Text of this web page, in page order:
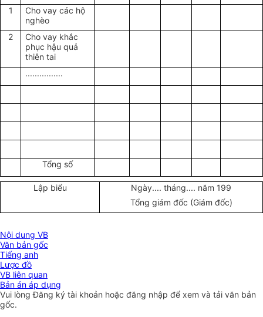
1
Cho vay các hộ
nghèo
2
Cho vay khắc
phục hậu quả
thiên tai
................
Tổng số
Lập biểu
Ngày.... tháng.... năm 199
Tổng giám đốc (Giám đốc)
Nội dung VB
Văn bản gốc
Tiếng anh
Lược đồ
VB liên quan
Bản án áp dụng
Vui lòngĐăng ký tài khoản hoặc đăng nhập để xem và tải văn bản
gốc.